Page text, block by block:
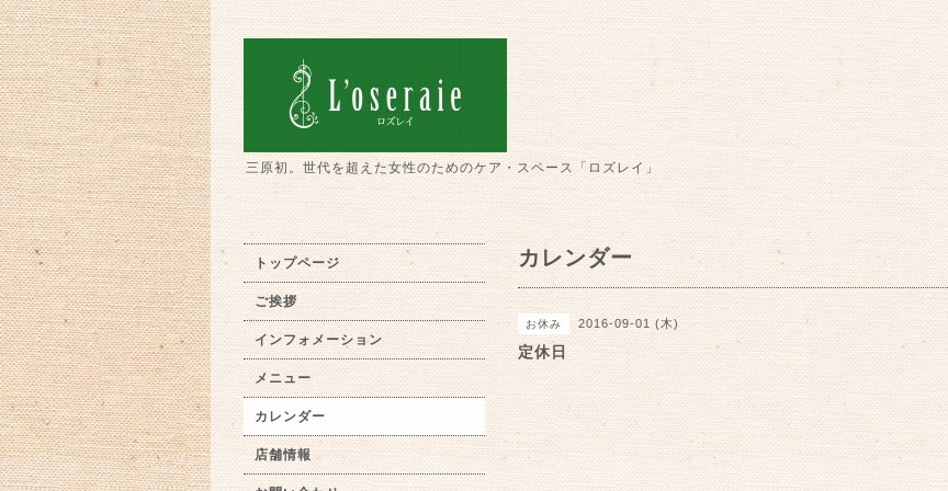
三原初。世代を超えた女性のためのケア・スペース「ロズレイ」
カレンダー
お休み 2016-09-01 (木)
定休日
トップページ
ご挨拶
インフォメーション
メニュー
カレンダー
店舗情報